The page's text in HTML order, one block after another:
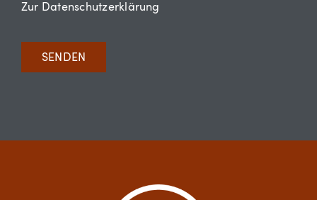
Zur Datenschutzerklärung
SENDEN